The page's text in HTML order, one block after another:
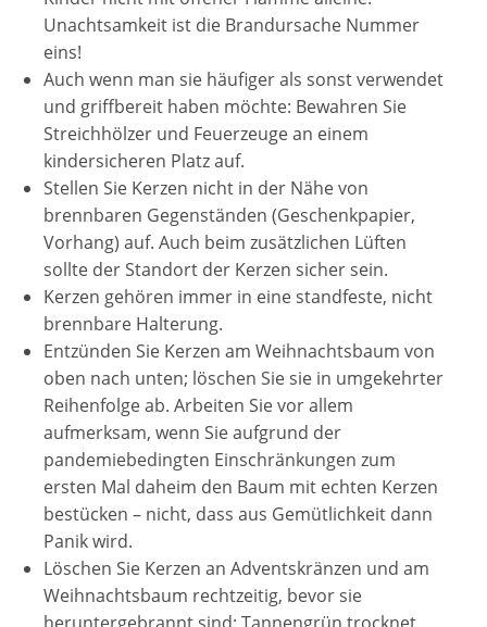
Unachtsamkeit ist die Brandursache Nummer
eins!
Auch wenn man sie häufiger als sonst verwendet
und griffbereit haben möchte: Bewahren Sie
Streichhölzer und Feuerzeuge an einem
kindersicheren Platz auf.
Stellen Sie Kerzen nicht in der Nähe von
brennbaren Gegenständen (Geschenkpapier,
Vorhang) auf. Auch beim zusätzlichen Lüften
sollte der Standort der Kerzen sicher sein.
Kerzen gehören immer in eine standfeste, nicht
brennbare Halterung.
Entzünden Sie Kerzen am Weihnachtsbaum von
oben nach unten; löschen Sie sie in umgekehrter
Reihenfolge ab. Arbeiten Sie vor allem
aufmerksam, wenn Sie aufgrund der
pandemiebedingten Einschränkungen zum
ersten Mal daheim den Baum mit echten Kerzen
bestücken – nicht, dass aus Gemütlichkeit dann
Panik wird.
Löschen Sie Kerzen an Adventskränzen und am
Weihnachtsbaum rechtzeitig, bevor sie